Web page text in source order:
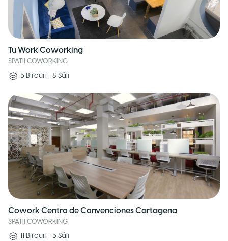
Tu Work Coworking
SPATII COWORKING
5 Birouri • 8 Săli
Cowork Centro de Convenciones Cartagena
SPATII COWORKING
11 Birouri • 5 Săli